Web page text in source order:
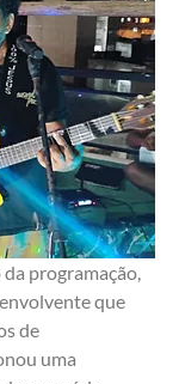
programação,
que
de
uma